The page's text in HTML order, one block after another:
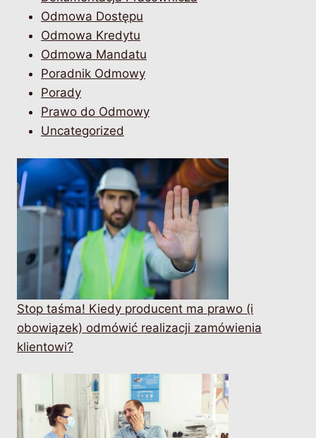
Odmowa Dostępu
Odmowa Kredytu
Odmowa Mandatu
Poradnik Odmowy
Porady
Prawo do Odmowy
Uncategorized
Stop taśma! Kiedy producent ma prawo (i
obowiązek) odmówić realizacji zamówienia
klientowi?